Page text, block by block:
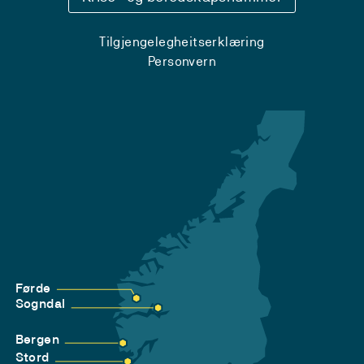
Tilgjengelegheitserklæring
Personvern
Førde
Sogndal
Bergen
Stord